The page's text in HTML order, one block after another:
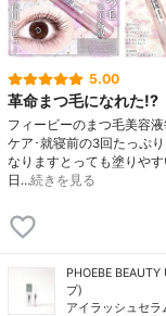
5.00
革命まつ毛になれた!?
フィービーのまつ毛美容
ケア･就寝前の3回たっぷ
なりますとっても塗りや
日…続きを見る
PHOEBE
プ)
アイラッシュセラ